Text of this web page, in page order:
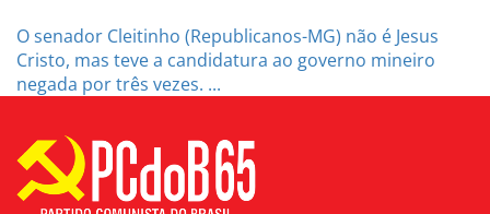
O senador Cleitinho (Republicanos-MG) não é Jesus
Cristo, mas teve a candidatura ao governo mineiro
negada por três vezes. ...